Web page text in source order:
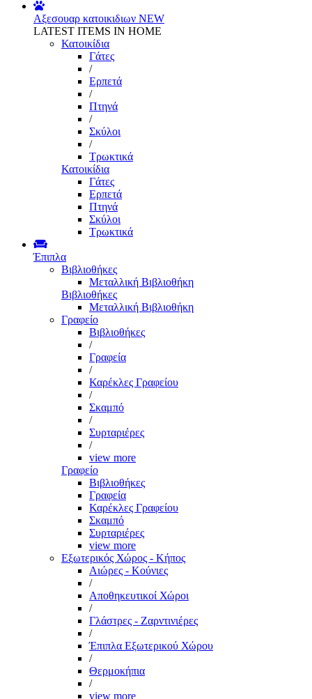
Αξεσουαρ κατοικιδιων NEW
LATEST ITEMS IN HOME
Κατοικίδια
Γάτες
/
Ερπετά
/
Πτηνά
/
Σκύλοι
/
Τρωκτικά
Κατοικίδια
Γάτες
Ερπετά
Πτηνά
Σκύλοι
Τρωκτικά
Έπιπλα
Βιβλιοθήκες
Μεταλλική Βιβλιοθήκη
Βιβλιοθήκες
Μεταλλική Βιβλιοθήκη
Γραφείο
Βιβλιοθήκες
/
Γραφεία
/
Καρέκλες Γραφείου
/
Σκαμπό
/
Συρταριέρες
/
view more
Γραφείο
Βιβλιοθήκες
Γραφεία
Καρέκλες Γραφείου
Σκαμπό
Συρταριέρες
view more
Εξωτερικός Χώρος - Κήπος
Αιώρες - Κούνιες
/
Αποθηκευτικοί Χώροι
/
Γλάστρες - Ζαρντινιέρες
/
Έπιπλα Εξωτερικού Χώρου
/
Θερμοκήπια
/
view more